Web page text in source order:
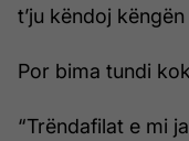
t’ju këndoj
Por bima tundi
“Trëndafilat e mi